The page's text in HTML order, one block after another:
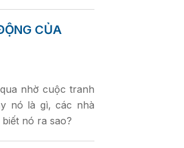
CỦA
nhờ cuộc tranh
nó là gì, các nhà
nó ra sao?